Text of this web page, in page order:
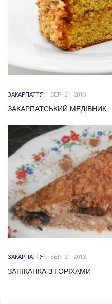
ЗАКАРПАТТЯ БЕР. 21, 2013
ЗАКАРПАТСЬКИЙ МЕДІВНИК
ЗАКАРПАТТЯ БЕР. 21, 2013
ЗАПІКАНКА З ГОРІХАМИ